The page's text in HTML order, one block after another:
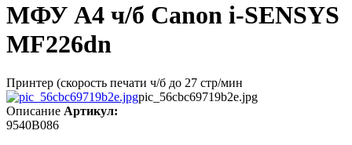
МФУ А4 ч/б Canon i-SENSYS
MF226dn
Принтер (скорость печати ч/б до 27 стр/мин
pic_56cbc69719b2e.jpg
Описание Артикул:
9540B086